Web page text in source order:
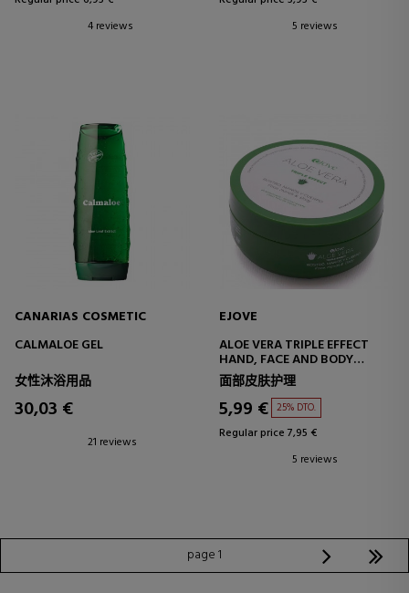
4 reviews
5 reviews
CANARIAS COSMETIC
CALMALOE GEL
女性沐浴用品
30,03 €
21 reviews
EJOVE
ALOE VERA TRIPLE EFFECT
HAND, FACE AND BODY
CREAM
面部皮肤护理
5,99 € 25% DTO.
Regular price 7,95 €
5 reviews
page 1